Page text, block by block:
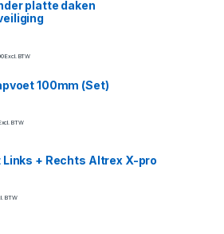
platte daken
Excl. BTW
100mm (Set)
BTW
+ Rechts Altrex X-pro
BTW